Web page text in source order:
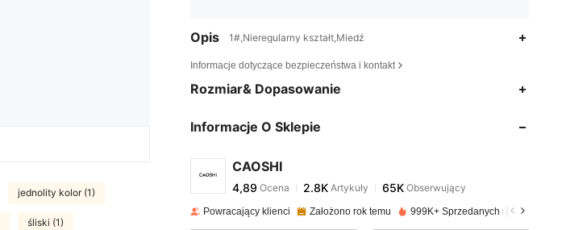
jednolity kolor (1)
śliski (1)
Opis 1#,Nieregularny kształt,Miedź
Informacje dotyczące bezpieczeństwa i kontakt
Rozmiar& Dopasowanie
Informacje O Sklepie
CAOSHI
4,89 2.8K
4,89 Ocena
b***s zapłacono1 dzień temu
Powracający klienci Założono rok temu 999K+ Sprzedanych niedawno